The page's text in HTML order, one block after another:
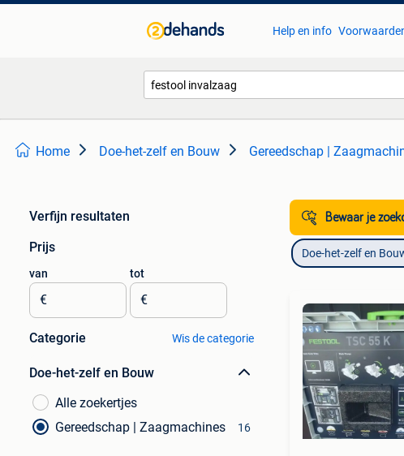
Help en info
Home Doe-het-zelf en Bouw Gereedschap |
Verfijn resultaten
Prijs
van
€
tot
€
Categorie Wis de categorie
Doe-het-zelf en Bouw
Alle zoekertjes
Gereedschap | Zaagmachines
16
Bewaar je
Doe-het-zelf en